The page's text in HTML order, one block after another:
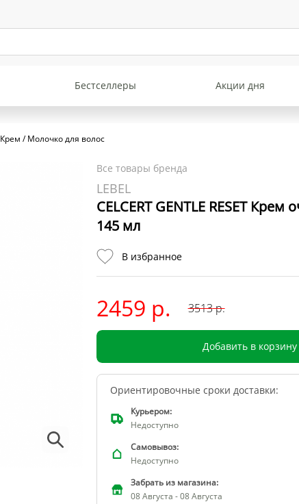
Бестселлеры Акции дня
Крем / Молочко для волос
Все товары бренда
LEBEL
CELCERT GENTLE RESET
145 мл
В избранное
2459 р. 3513р.
Добавить в корзину
Ориентировочные сроки доставки:
Курьером:
Недоступно
Самовывоз:
Недоступно
Забрать из магазина:
08 Августа - 08 Августа